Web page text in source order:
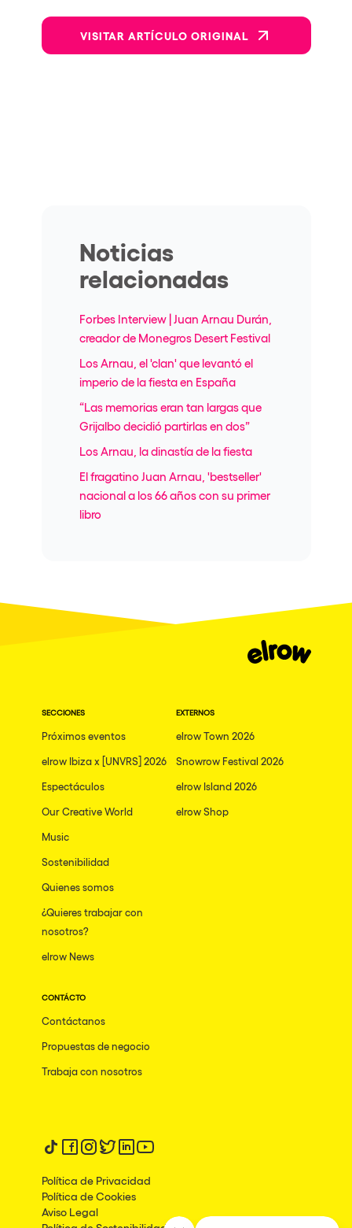
VISITAR ARTÍCULO ORIGINAL
Noticias
relacionadas
Forbes Interview | Juan Arnau Durán,
creador de Monegros Desert Festival
Los Arnau, el 'clan' que levantó el
imperio de la fiesta en España
“Las memorias eran tan largas que
Grijalbo decidió partirlas en dos”
Los Arnau, la dinastía de la fiesta
El fragatino Juan Arnau, 'bestseller'
nacional a los 66 años con su primer
libro
SECCIONES
Próximos eventos
elrow Ibiza x [UNVRS] 2026
Espectáculos
Our Creative World
Music
Sostenibilidad
Quienes somos
¿Quieres trabajar con
nosotros?
elrow News
EXTERNOS
elrow Town 2026
Snowrow Festival 2026
elrow Island 2026
elrow Shop
CONTÁCTO
Contáctanos
Propuestas de negocio
Trabaja con nosotros
Síguenos en tiktok
Síguenos en facebook
Síguenos en instagram
Síguenos en twitter
Síguenos en linkedin
Síguenos en youtube
Política de Privacidad
Política de Cookies
Aviso Legal